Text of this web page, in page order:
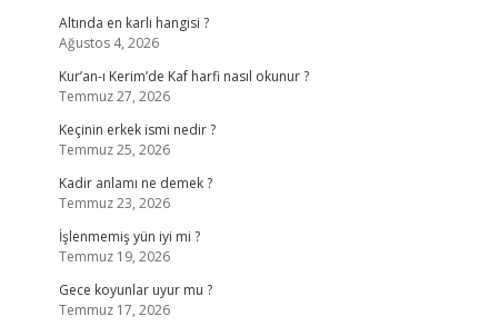
Altında en karlı hangisi ?
Ağustos 4, 2026
Kur’an-ı Kerim’de Kaf harfi nasıl okunur ?
Temmuz 27, 2026
Keçinin erkek ismi nedir ?
Temmuz 25, 2026
Kadir anlamı ne demek ?
Temmuz 23, 2026
İşlenmemiş yün iyi mi ?
Temmuz 19, 2026
Gece koyunlar uyur mu ?
Temmuz 17, 2026